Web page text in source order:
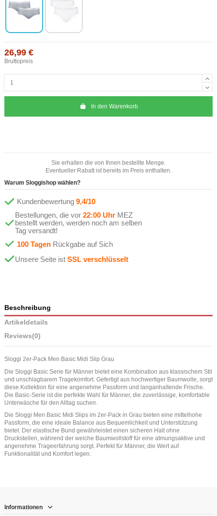
26,99 €
Bruttopreis
In den Warenkorb
Sie erhalten die von Ihnen bestellte Menge.
Eventueller Rabatt ist bereits im Preis enthalten.
Warum Sloggishop wählen?
Kundenbewertung 9,4/10
Bestellungen, die vor 22:00 Uhr MEZ
bestellt werden, werden noch am selben
Tag versandt!
100 Tagen Rückgabe auf Sich
Unsere Seite ist SSL verschlüsselt
Beschreibung
Artikeldetails
Reviews(0)
Sloggi 2er-Pack Men Basic Midi Slip Grau
Die Sloggi Basic Serie für Männer bietet eine Kombination aus klassischem Stil
und unschlagbarem Tragekomfort. Gefertigt aus hochwertiger Baumwolle, sorgt
diese Kollektion für eine angenehme Passform und langanhaltende Frische.
Die Basic-Serie ist die perfekte Wahl für Männer, die zuverlässige, komfortable
Unterwäsche für den Alltag suchen.
Die Sloggi Men Basic Midi Slips im 2er-Pack in Grau bieten eine mittelhohe
Passform, die eine ideale Balance aus Bequemlichkeit und Unterstützung
bietet. Der elastische Bund gewährleistet einen sicheren Halt ohne
Druckstellen, während der weiche Baumwollstoff für eine atmungsaktive und
angenehme Trageerfahrung sorgt. Perfekt für Männer, die Wert auf
Funktionalität und Komfort legen.
Informationen